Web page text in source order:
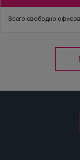
Всего свободно